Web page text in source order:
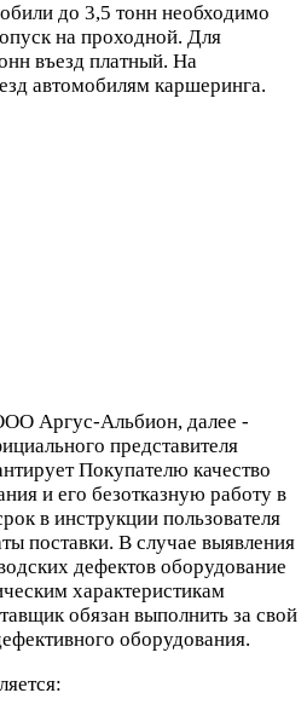
до 3,5 тонн необходимо
на проходной. Для
въезд платный. На
автомобилям каршеринга.
Аргус-Альбион, далее -
представителя
Покупателю качество
и его безотказную работу в
в инструкции пользователя
поставки. В случае выявления
дефектов оборудование
характеристикам
обязан выполнить за свой
оборудования.